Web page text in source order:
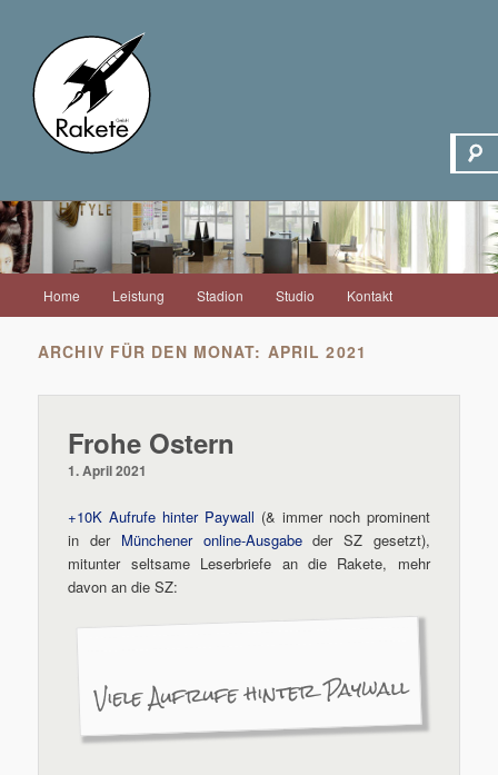
Zum
Inhalt
wechseln
Zum
sekundären
Inhalt
wechseln
Home Leistung Stadion Studio Kontakt
ARCHIV FÜR DEN MONAT: APRIL 2021
Frohe Ostern
1. April 2021
+10K Aufrufe hinter Paywall (& immer noch prominent
in der Münchener online-Ausgabeder SZ gesetzt),
mitunter seltsame Leserbriefe an die Rakete, mehr
davon an die SZ:
Viele Aufrufe hinter Paywall